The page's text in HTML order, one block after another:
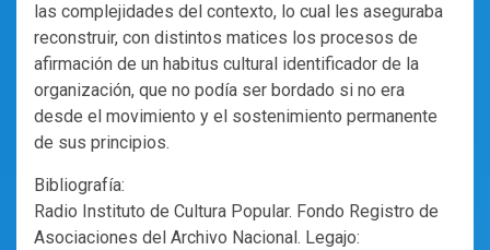
las complejidades del contexto, lo cual les aseguraba
reconstruir, con distintos matices los procesos de
afirmación de un habitus cultural identificador de la
organización, que no podía ser bordado si no era
desde el movimiento y el sostenimiento permanente
de sus principios.
Bibliografía:
Radio Instituto de Cultura Popular. Fondo Registro de
Asociaciones del Archivo Nacional. Legajo: